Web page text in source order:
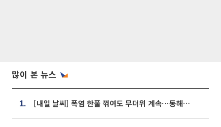
많이 본 뉴스
1. [내일 날씨] 폭염 한풀 꺾여도 무더위 계속⋯동해안 이틀 연속 비